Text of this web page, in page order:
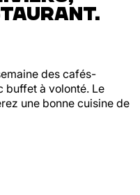
des cafés-
buffet à volonté. Le
une bonne cuisine de